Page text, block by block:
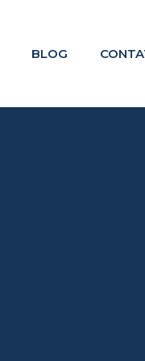
BLOG